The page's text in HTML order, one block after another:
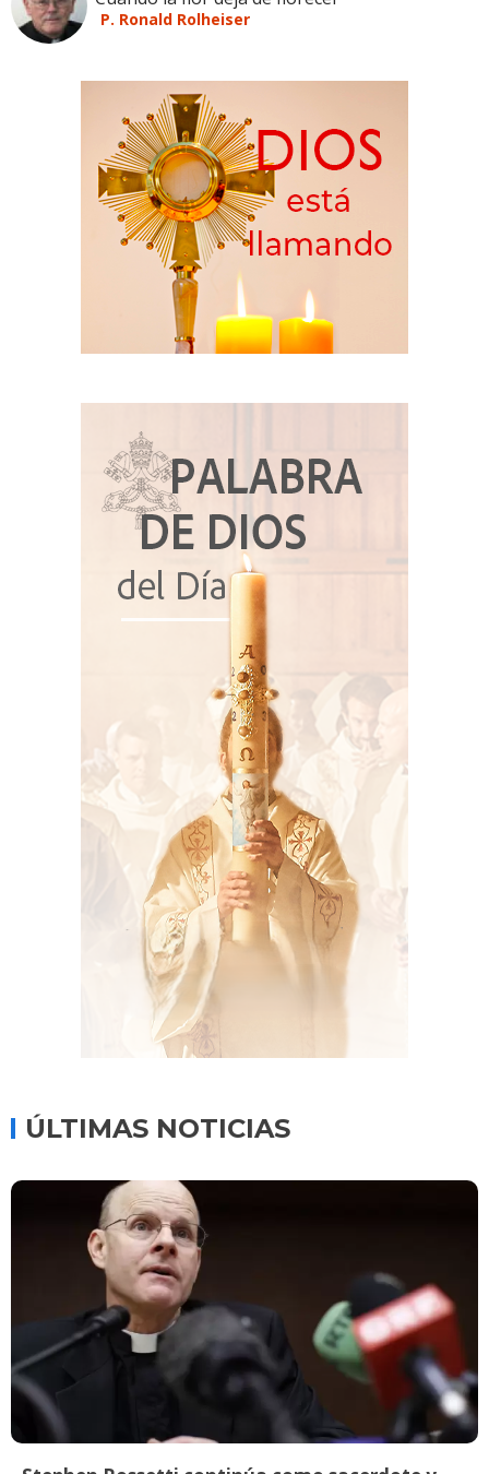
P. Ronald Rolheiser
ÚLTIMAS NOTICIAS